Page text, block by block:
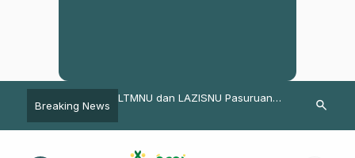
Breaking News
LTMNU dan LAZISNU Pasuruan
Lingkungan
Berikut
search